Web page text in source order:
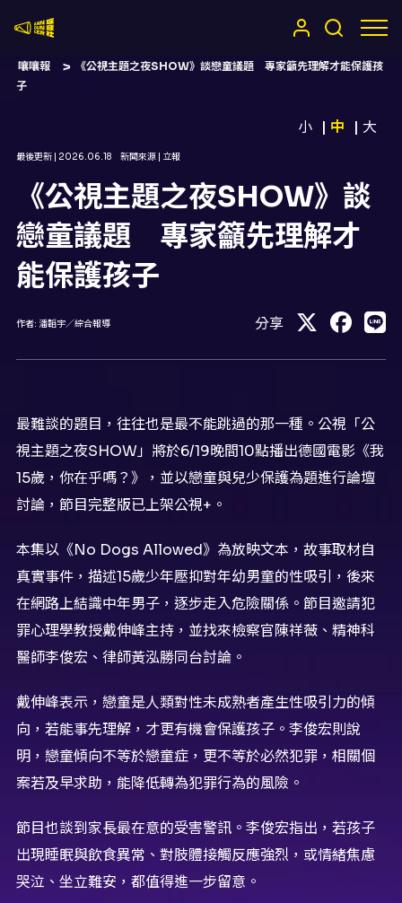
嚷嚷報
《公視主題之夜SHOW》談戀童議題 專家籲先理解才能保護孩
子
小 中 大
最後更新 | 2026.06.18 新聞來源 | 立報
《公視主題之夜SHOW》談
戀童議題 專家籲先理解才
能保護孩子
作者: 潘韜宇／綜合報導 分享
最難談的題目，往往也是最不能跳過的那一種。公視「公
視主題之夜SHOW」將於6/19晚間10點播出德國電影《我
15歲，你在乎嗎？》，並以戀童與兒少保護為題進行論壇
討論，節目完整版已上架公視+。
本集以《No Dogs Allowed》為放映文本，故事取材自
真實事件，描述15歲少年壓抑對年幼男童的性吸引，後來
在網路上結識中年男子，逐步走入危險關係。節目邀請犯
罪心理學教授戴伸峰主持，並找來檢察官陳祥薇、精神科
醫師李俊宏、律師黃泓勝同台討論。
戴伸峰表示，戀童是人類對性未成熟者產生性吸引力的傾
向，若能事先理解，才更有機會保護孩子。李俊宏則說
明，戀童傾向不等於戀童症，更不等於必然犯罪，相關個
案若及早求助，能降低轉為犯罪行為的風險。
節目也談到家長最在意的受害警訊。李俊宏指出，若孩子
出現睡眠與飲食異常、對肢體接觸反應強烈，或情緒焦慮
哭泣、坐立難安，都值得進一步留意。